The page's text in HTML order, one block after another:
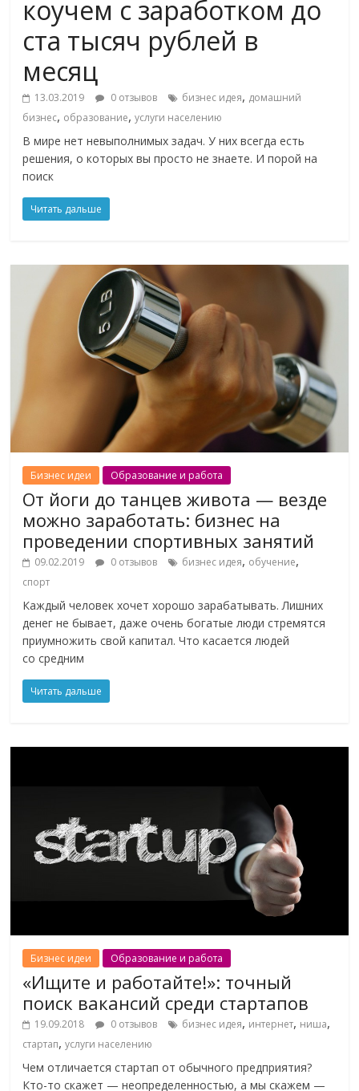
коучем с заработком до
ста тысяч рублей в
месяц
13.03.2019 0 отзывов бизнес идея, домашний
бизнес, образование,услуги населению
В мире нет невыполнимых задач. У них всегда есть
решения, о которых вы просто не знаете. И порой на
поиск
Читать дальше
Бизнес идеи Образование и работа
От йоги до танцев живота — везде
можно заработать: бизнес на
проведении спортивных занятий
09.02.2019 0 отзывов бизнес идея, обучение,
спорт
Каждый человек хочет хорошо зарабатывать. Лишних
денег не бывает, даже очень богатые люди стремятся
приумножить свой капитал. Что касается людей
со средним
Читать дальше
Бизнес идеи Образование и работа
«Ищите и работайте!»: точный
поиск вакансий среди стартапов
19.09.2018 0 отзывов бизнес идея, интернет, ниша,
стартап,услуги населению
Чем отличается стартап от обычного предприятия?
Кто-то скажет — неопределенностью, а мы скажем —